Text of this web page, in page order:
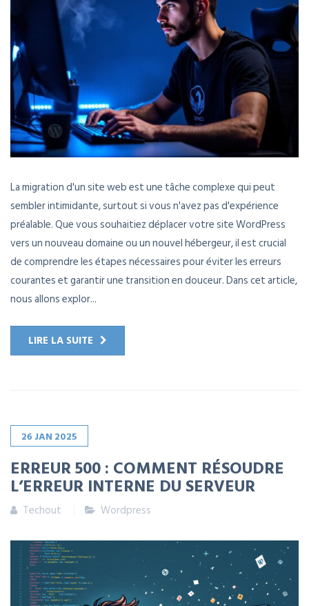
La migration d'un site web est une tâche complexe qui peut
sembler intimidante, surtout si vous n'avez pas d'expérience
préalable. Que vous souhaitiez déplacer votre site WordPress
vers un nouveau domaine ou un nouvel hébergeur, il est crucial
de comprendre les étapes nécessaires pour éviter les erreurs
courantes et garantir une transition en douceur. Dans cet article,
nous allons explor...
LIRE LA SUITE
26 JAN 2025
ERREUR 500 : COMMENT RÉSOUDRE
L’ERREUR INTERNE DU SERVEUR
Techout Wordpress